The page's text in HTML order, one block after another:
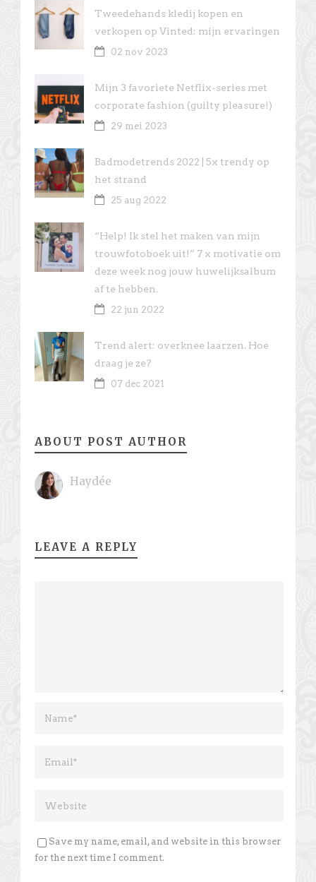
Tweedehands kledij kopen en
verkopen op Vinted: mijn ervaringen
02 nov 2023
Mijn 3 favoriete Netflix-series met
corporate fashion (guilty pleasure!)
29 mei 2023
Badmodetrends 2022 | 5x trendy op
het strand
25 aug 2022
“Help! Ik stel het maken van mijn
trouwfotoboek uit!” 7 x motivatie om
deze week nog jouw huwelijksalbum
af te hebben.
22 jun 2022
Trend alert: overknee laarzen. Hoe
draag je ze?
07 dec 2021
ABOUT POST AUTHOR
Haydée
LEAVE A REPLY
Save my name, email, and website in this browser
for the next time I comment.